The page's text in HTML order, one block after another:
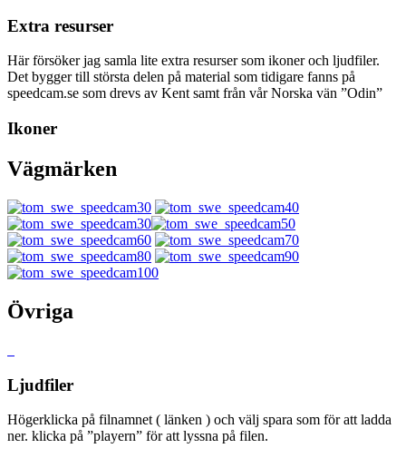
Extra resurser
Här försöker jag samla lite extra resurser som ikoner och ljudfiler.
Det bygger till största delen på material som tidigare fanns på
speedcam.se som drevs av Kent samt från vår Norska vän ”Odin”
Ikoner
Vägmärken
Övriga
Ljudfiler
Högerklicka på filnamnet ( länken ) och välj spara som för att ladda
ner. klicka på ”playern” för att lyssna på filen.